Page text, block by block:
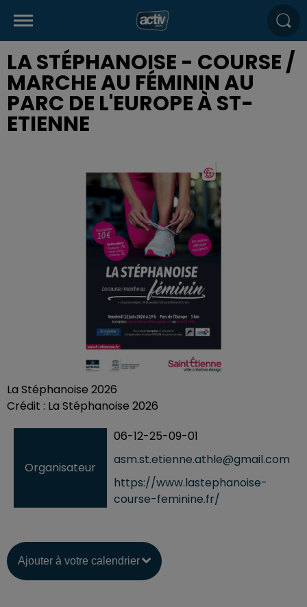
LA STÉPHANOISE - COURSE /
MARCHE AU FÉMININ AU
PARC DE L'EUROPE À ST-
ETIENNE
La Stéphanoise 2026
Crédit : La Stéphanoise 2026
Organisateur
06-12-25-09-01
asm.st.etienne.athle@gmail.com
https://www.lastephanoise-
course-feminine.fr/
Ajouter à votre calendrier